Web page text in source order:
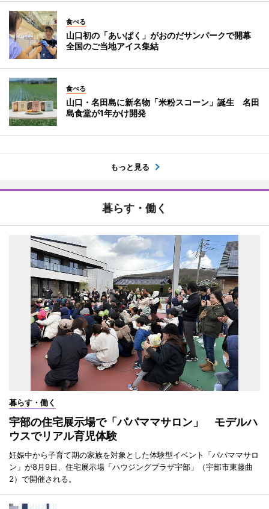
食べる
山口初の「あいぱく」がおのだサンパークで開幕
全国のご当地アイス集結
食べる
山口・名田島に新名物「米粉スコーン」誕生 名田
島食堂が1年かけ開発
もっと見る
暮らす・働く
暮らす・働く
宇部の住宅展示場で「パパママサロン」 モデルハ
ウスでリアル育児体験
妊娠中から子育て期の家族を対象とした体験型イベント「パパママサロ
ン」が8月9日、住宅展示場「ハウジングプラザ宇部」（宇部市東藤曲
2）で開催される。